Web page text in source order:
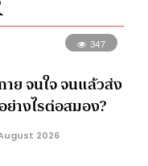
347
ย จนใจ จนแล้วส่ง
ย่างไรต่อสมอง?
2026